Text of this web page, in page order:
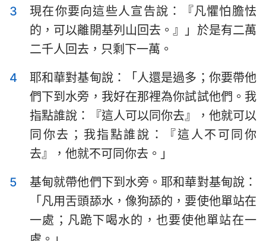
耶利米哀歌 以西結書
但以理書 何西阿書
俄巴底亞書 約拿書
彌迦書 那鴻書
哈巴谷書 西番雅書
瑪拉基書
3
現在你要向這些人宣告說：『凡懼怕膽怯
的，可以離開基列山回去。』」於是有二萬
二千人回去，只剩下一萬。
4
耶和華對基甸說：「人還是過多；你要帶他
們下到水旁，我好在那裡為你試試他們。我
指點誰說：『這人可以同你去』，他就可以
同你去；我指點誰說：『這人不可同你
去』，他就不可同你去。」
5
基甸就帶他們下到水旁。耶和華對基甸說：
「凡用舌頭舔水，像狗舔的，要使他單站在
一處；凡跪下喝水的，也要使他單站在一